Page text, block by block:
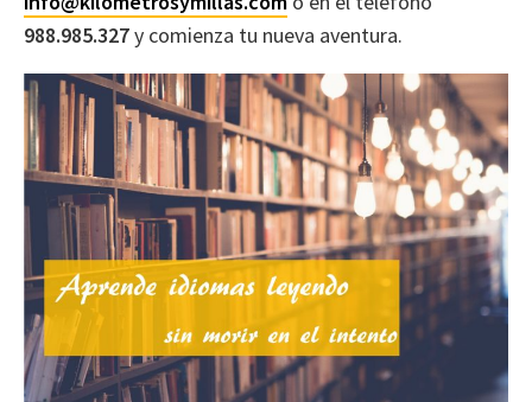
988.985.327y comienza tu nueva aventura.